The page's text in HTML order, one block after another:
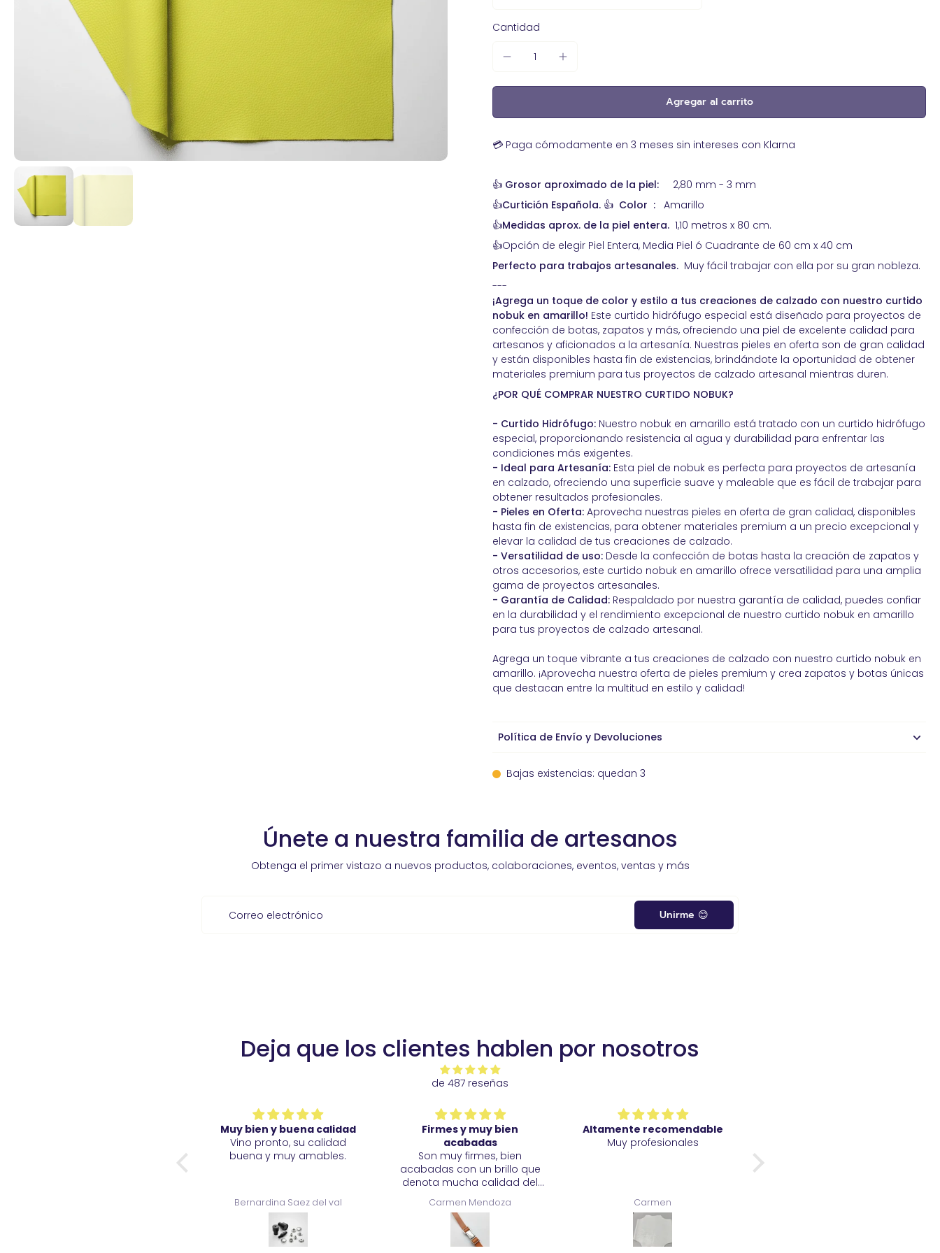
Cintas textiles para asas y cinturones
Cordelería para Manualidades.
Cremalleras y Cursores de YKK
Fornituras de plástico
Forros y Refuerzos
Hebillas y Tornillos para cinturones ó
Hebillas Reguladoras de Cinta
Hilos para coser: Encerado, Tireta y
Poliamida para maquina.
Lonas y Lonetas
Materiales de confección para
mascotas
Martillo de teflón con mango de
madera para trabajos de artesanía
Ofertas Oferta Kits Básicos para
Remachadora de bolsillo
Sacabocados de golpe de 4 boquillas
Tokolone- Goma tragacantos
Troqueles para Broches, Remaches y
Nobuk Hidrofugado de Calidad
Marroquinería Artesanal
Spray impermeabilizante piel
Tachas y clavos de Tapicería
Tapicería Náutica
Cantidad
Agregar al carrito
💳 Paga cómodamente en 3 meses sin intereses con Klarna
👍 Grosor aproximado de la piel: 2,80 mm - 3 mm
👍Curtición Española. 👍 Color : Amarillo
👍Medidas aprox. de la piel entera. 1,10 metros x 80 cm.
​👍Opción de elegir Piel Entera, Media Piel ó Cuadrante de 60 cm x 40 cm
Perfecto para trabajos artesanales. Muy fácil trabajar con ella por su gran nobleza.
---
¡Agrega un toque de color y estilo a tus creaciones de calzado con nuestro curtido
nobuk en amarillo! Este curtido hidrófugo especial está diseñado para proyectos de
confección de botas, zapatos y más, ofreciendo una piel de excelente calidad para
artesanos y aficionados a la artesanía. Nuestras pieles en oferta son de gran calidad
y están disponibles hasta fin de existencias, brindándote la oportunidad de obtener
materiales premium para tus proyectos de calzado artesanal mientras duren.
¿POR QUÉ COMPRAR NUESTRO CURTIDO NOBUK?
- Curtido Hidrófugo: Nuestro nobuk en amarillo está tratado con un curtido hidrófugo
especial, proporcionando resistencia al agua y durabilidad para enfrentar las
condiciones más exigentes.
- Ideal para Artesanía: Esta piel de nobuk es perfecta para proyectos de artesanía
en calzado, ofreciendo una superficie suave y maleable que es fácil de trabajar para
obtener resultados profesionales.
- Pieles en Oferta: Aprovecha nuestras pieles en oferta de gran calidad, disponibles
hasta fin de existencias, para obtener materiales premium a un precio excepcional y
elevar la calidad de tus creaciones de calzado.
- Versatilidad de uso: Desde la confección de botas hasta la creación de zapatos y
otros accesorios, este curtido nobuk en amarillo ofrece versatilidad para una amplia
gama de proyectos artesanales.
- Garantía de Calidad: Respaldado por nuestra garantía de calidad, puedes confiar
en la durabilidad y el rendimiento excepcional de nuestro curtido nobuk en amarillo
para tus proyectos de calzado artesanal.
Agrega un toque vibrante a tus creaciones de calzado con nuestro curtido nobuk en
amarillo. ¡Aprovecha nuestra oferta de pieles premium y crea zapatos y botas únicas
que destacan entre la multitud en estilo y calidad!
Política de Envío y Devoluciones
Bajas existencias: quedan 3
Únete a nuestra familia de artesanos
Obtenga el primer vistazo a nuevos productos, colaboraciones, eventos, ventas y más
Correo electrónico Unirme 😊
Deja que los clientes hablen por nosotros
de 487 reseñas
Muy bien y buena calidad
Vino pronto, su calidad
buena y muy amables.
Bernardina Saez del val
Firmes y muy bien
acabadas
Son muy firmes, bien
acabadas con un brillo que
denota mucha calidad del
metal. Estoy muy satisfecha.
Carmen Mendoza
Altamente recomendable
Muy profesionales
Carmen